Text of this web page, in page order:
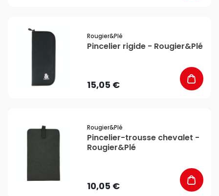
Rougier&plé
Pincelier rigide - Rougier&Plé
15,05 €
Rougier&plé
Pincelier-trousse chevalet -
Rougier&Plé
10,05 €